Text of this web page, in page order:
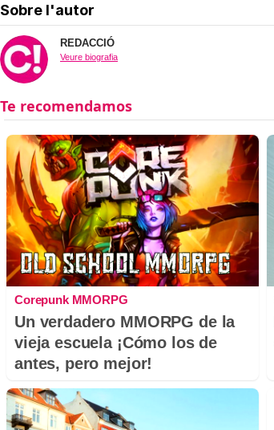
Sobre l'autor
REDACCIÓ
Veure biografia
Corepunk MMORPG
Un verdadero MMORPG de la
vieja escuela ¡Cómo los de
antes, pero mejor!